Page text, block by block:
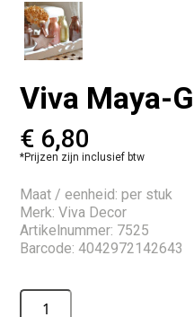
Viva Maya-
€ 6,80
*Prijzen zijn inclusief btw
Maat / eenheid: per stuk
Merk: Viva Decor
Artikelnummer: 7525
Barcode: 4042972142643